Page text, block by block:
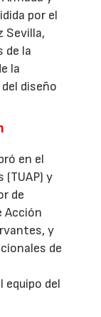
por el
Sevilla,
de la
la
diseño
en el
(TUAP) y
de
Acción
y
de
equipo del